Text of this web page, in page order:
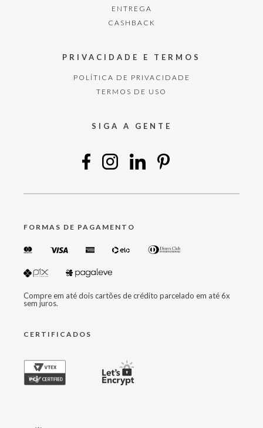
ENTREGA
CASHBACK
PRIVACIDADE E TERMOS
POLÍTICA DE PRIVACIDADE
TERMOS DE USO
SIGA A GENTE
FORMAS DE PAGAMENTO
Compre em até dois cartões de crédito parcelado em até 6x
sem juros.
CERTIFICADOS